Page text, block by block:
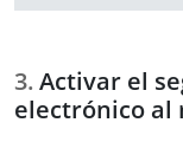
Activar el
electrónico al